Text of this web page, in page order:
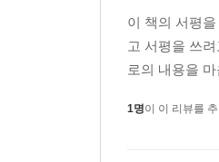
이 책의 서평
고 서평을 쓰
로의 내용을
1명이 이 리뷰를